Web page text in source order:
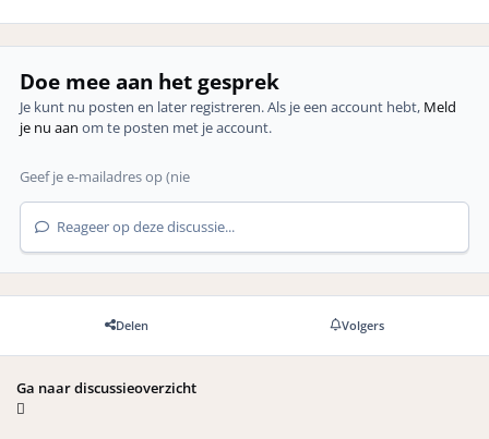
Doe mee aan het gesprek
Je kunt nu posten en later registreren. Als je een account hebt, Meld
je nu aan om te posten met je account.
Reageer op deze discussie...
Delen Volgers
Ga naar discussieoverzicht